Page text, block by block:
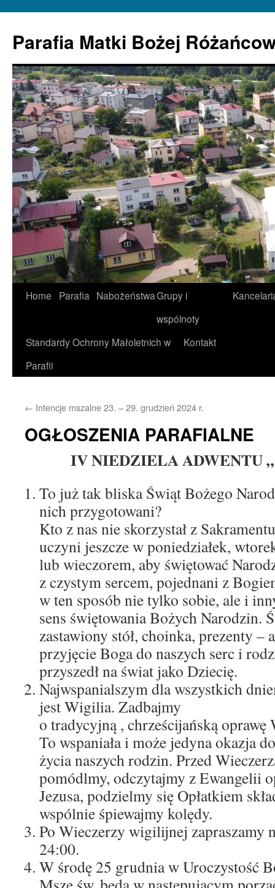
Parafia Matki Bożej
Home Parafia NabożeństwaGrupy i
wspólnoty
Standardy Ochrony Małoletnich w
Parafii
Kontakt
← Intencje mszalne 23. – 29. grudzień 2024 r.
OGŁOSZENIA PARAFIALNE
IV NIEDZIELA ADWENTU
To już tak bliska Świąt Bożego
nich przygotowani?
Kto z nas nie skorzystał z
uczyni jeszcze w poniedziałek,
lub wieczorem, aby świętować
z czystym sercem, pojednani z
w ten sposób nie tylko sobie, ale i
sens świętowania Bożych Narodzin.
zastawiony stół, choinka, prezenty –
przyjęcie Boga do naszych serc i
przyszedł na świat jako Dziecię.
Najwspanialszym dla wszystkich
jest Wigilia. Zadbajmy
o tradycyjną , chrześcijańską
To wspaniała i może jedyna okazja
życia naszych rodzin. Przed
pomódlmy, odczytajmy z Ewangelii
Jezusa, podzielmy się Opłatkiem
wspólnie śpiewajmy kolędy.
Po Wieczerzy wigilijnej zapraszamy
24:00.
W środę 25 grudnia w Uroczystość